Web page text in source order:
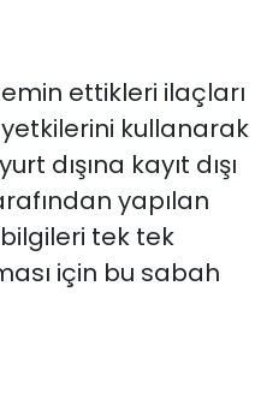
ettikleri ilaçları
yetkilerini kullanarak
dışına kayıt dışı
yapılan
tek tek
için bu sabah